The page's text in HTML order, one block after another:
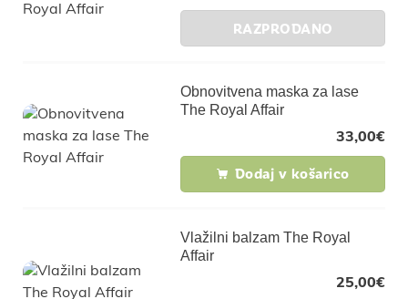
RAZPRODANO
Obnovitvena maska za lase
The Royal Affair
33,00€
Dodaj v košarico
Vlažilni balzam The Royal
Affair
25,00€